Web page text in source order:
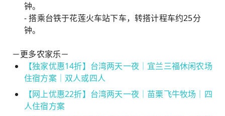
钟。
- 搭乘台铁于花莲火车站下车，转搭计程车约25分
钟。
－更多农家乐－
【独家优惠14折】台湾两天一夜｜宜兰三福休闲农场
住宿方案｜双人或四人
【网上优惠22折】台湾两天一夜｜苗栗飞牛牧场｜四
人住宿方案